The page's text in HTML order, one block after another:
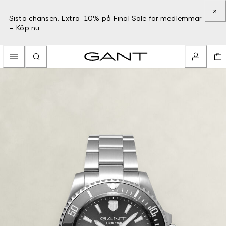
Sista chansen: Extra -10% på Final Sale för medlemmar
– Köp nu